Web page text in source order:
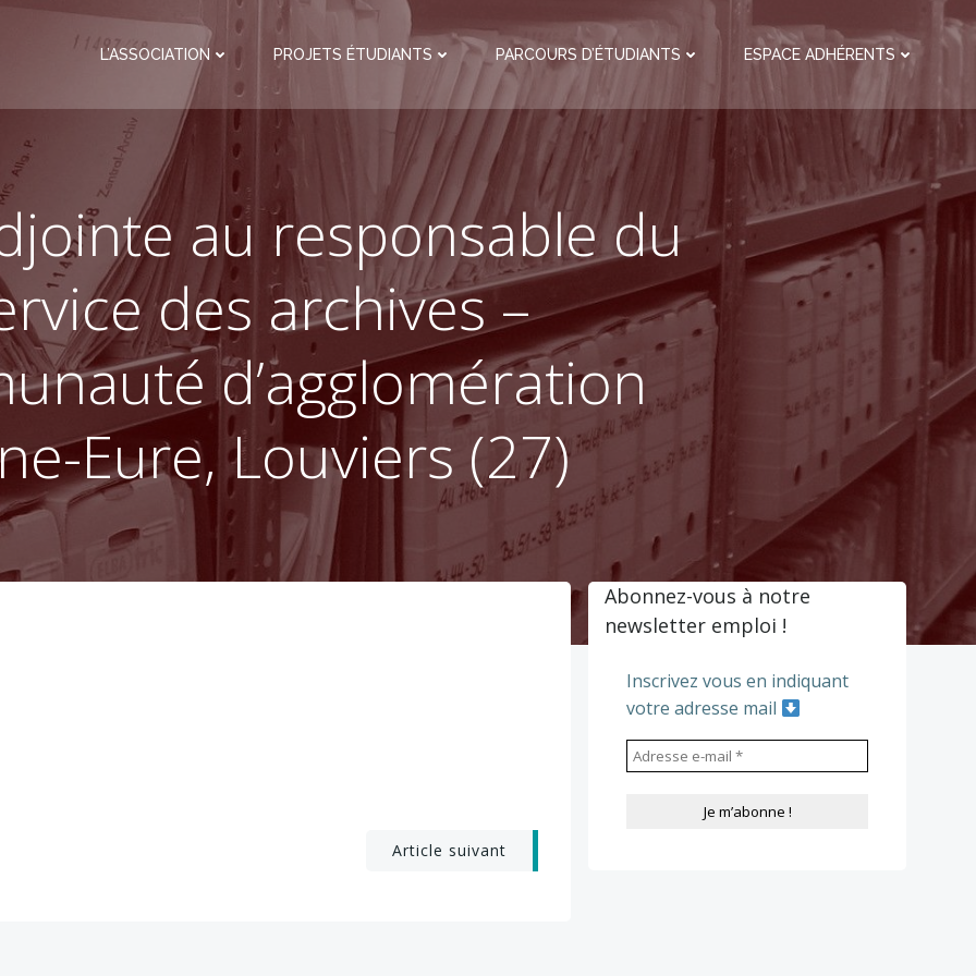
L’ASSOCIATION PROJETS ÉTUDIANTS PARCOURS D’ÉTUDIANTS ESPACE ADHÉRENTS
au responsable du
des archives –
d’agglomération
Eure, Louviers (27)
Article suivant
Abonnez-vous à notre
newsletter emploi !
Inscrivez vous en indiquant
votre adresse mail